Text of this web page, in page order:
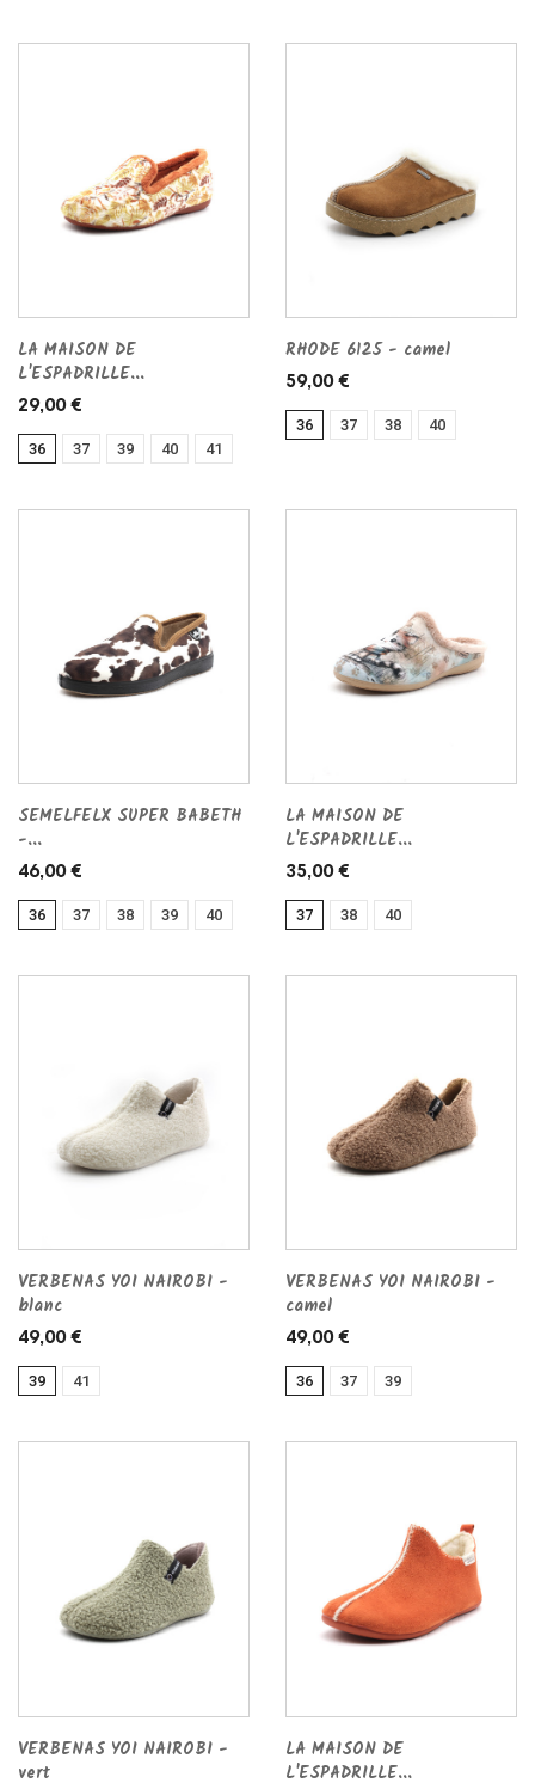
LA MAISON DE
L'ESPADRILLE...
29,00 €
36 37 39 40 41
RHODE 6125 - camel
59,00 €
36 37 38 40
SEMELFELX SUPER BABETH
-...
46,00 €
36 37 38 39 40
LA MAISON DE
L'ESPADRILLE...
35,00 €
37 38 40
VERBENAS YOI NAIROBI -
blanc
49,00 €
39 41
VERBENAS YOI NAIROBI -
camel
49,00 €
36 37 39
VERBENAS YOI NAIROBI -
vert
LA MAISON DE
L'ESPADRILLE...